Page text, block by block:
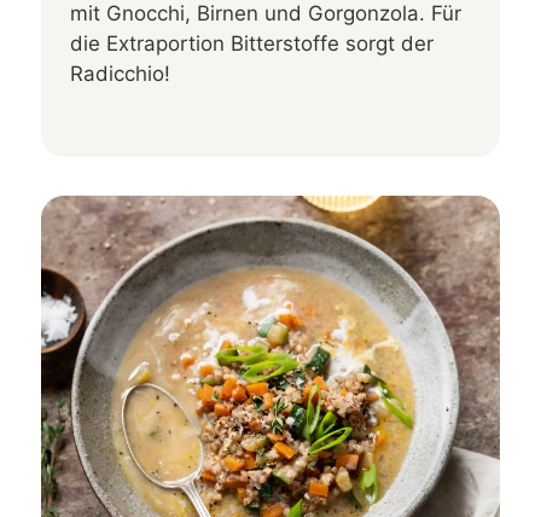
mit Gnocchi, Birnen und Gorgonzola. Für
die Extraportion Bitterstoffe sorgt der
Radicchio!